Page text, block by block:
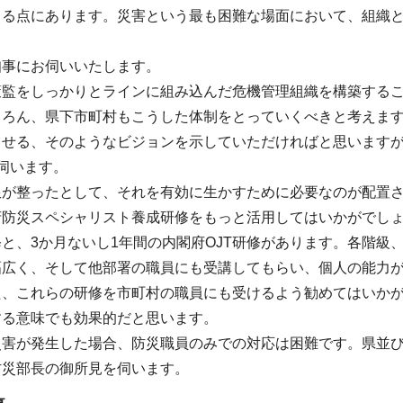
点にあります。災害という最も困難な場面において、組織
にお伺いいたします。
をしっかりとラインに組み込んだ危機管理組織を構築する
ん、県下市町村もこうした体制をとっていくべきと考えま
る、そのようなビジョンを示していただければと思います
います。
整ったとして、それを有効に生かすために必要なのが配置
災スペシャリスト養成研修をもっと活用してはいかがでし
、3か月ないし1年間の内閣府OJT研修があります。各階級
く、そして他部署の職員にも受講してもらい、個人の能力
これらの研修を市町村の職員にも受けるよう勧めてはいか
意味でも効果的だと思います。
が発生した場合、防災職員のみでの対応は困難です。県並
部長の御所見を伺います。